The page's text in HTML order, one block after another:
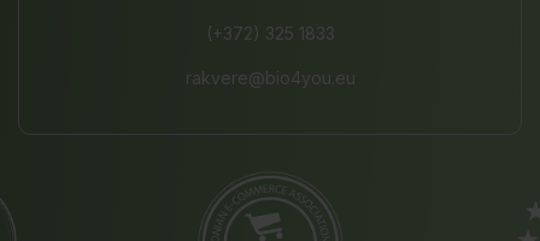
(+372) 325 1833
rakvere@bio4you.eu